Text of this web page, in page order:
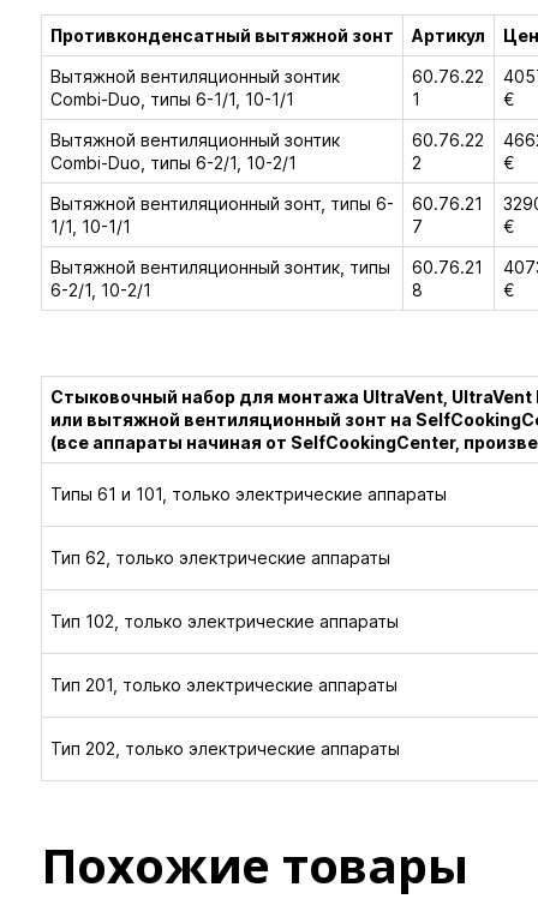
Противконденсатный вытяжной зонт Артикул
Вытяжной вентиляционный зонтик
Combi-Duo, типы 6-1/1, 10-1/1
60.76.22
1
€
Вытяжной вентиляционный зонтик
Combi-Duo, типы 6-2/1, 10-2/1
60.76.22
2
€
Вытяжной вентиляционный зонт, типы 6-
1/1, 10-1/1
60.76.21
7
€
Вытяжной вентиляционный зонтик, типы
6-2/1, 10-2/1
60.76.21
8
€
Стыковочный набор для монтажа UltraVent, UltraVent
или вытяжной вентиляционный зонт на
(все аппараты начиная от SelfCookingCenter,
Типы 61 и 101, только электрические аппараты
Тип 62, только электрические аппараты
Тип 102, только электрические аппараты
Тип 201, только электрические аппараты
Тип 202, только электрические аппараты
Похожие товары